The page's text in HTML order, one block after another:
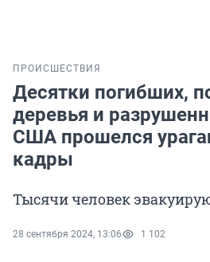
ПРОИСШЕСТВИЯ
Десятки погибших,
деревья и
США прошелся
кадры
Тысячи человек
28 сентября 2024, 13:06 1 102